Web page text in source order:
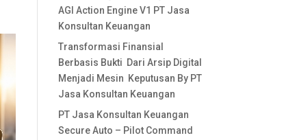
AGI Action Engine V1 PT Jasa
Konsultan Keuangan
Transformasi Finansial
Berbasis Bukti Dari Arsip Digital
Menjadi Mesin Keputusan By PT
Jasa Konsultan Keuangan
PT Jasa Konsultan Keuangan
Secure Auto – Pilot Command